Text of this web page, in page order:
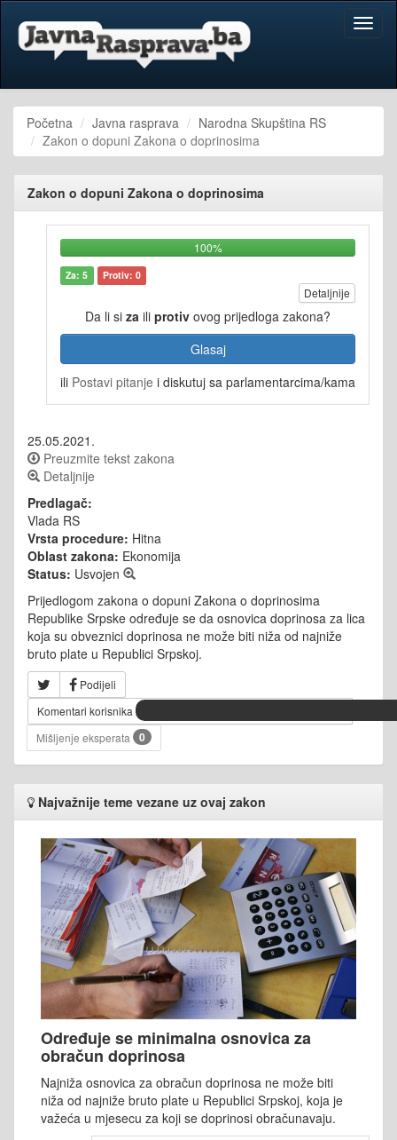
Početna Javna rasprava
Narodna Skupština RS
Zakon o dopuni Zakona o doprinosima
Zakon o dopuni Zakona o doprinosima
100%
Za: 5 Protiv: 0
Detaljnije
Da li si za ili protiv ovog prijedloga zakona?
Glasaj
ili Postavi pitanje i diskutuj sa parlamentarcima/kama
25.05.2021.
Preuzmite tekst zakona
Detaljnije
Predlagač:
Vlada RS
Vrsta procedure: Hitna
Oblast zakona: Ekonomija
Status: Usvojen
Prijedlogom zakona o dopuni Zakona o doprinosima
Republike Srpske određuje se da osnovica doprinosa za lica
koja su obveznici doprinosa ne može biti niža od najniže
bruto plate u Republici Srpskoj.
Podijeli
Komentari korisnika
Mišljenje eksperata
0
Najvažnije teme vezane uz ovaj zakon
Određuje se minimalna osnovica za
obračun doprinosa
Najniža osnovica za obračun doprinosa ne može biti
niža od najniže bruto plate u Republici Srpskoj, koja je
važeća u mjesecu za koji se doprinosi obračunavaju.